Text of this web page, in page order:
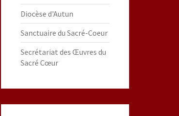
Diocèse d'Autun
Sanctuaire du Sacré-Coeur
Secrétariat des Œuvres du
Sacré Cœur